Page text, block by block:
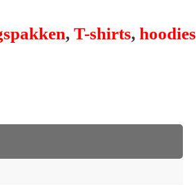
, T-shirts, hoodies